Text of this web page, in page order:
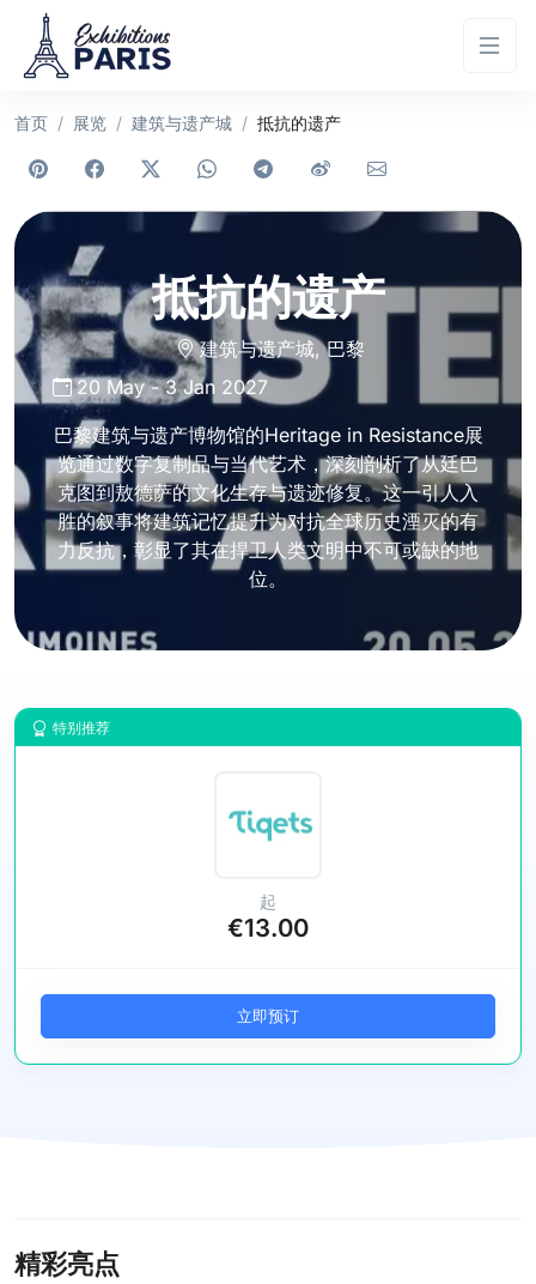
首页 展览 建筑与遗产城 抵抗的遗产
抵抗的遗产
建筑与遗产城,巴黎
20 May-3 Jan 2027
巴黎建筑与遗产博物馆的Heritage in Resistance展
览通过数字复制品与当代艺术，深刻剖析了从廷巴
克图到敖德萨的文化生存与遗迹修复。这一引人入
胜的叙事将建筑记忆提升为对抗全球历史湮灭的有
力反抗，彰显了其在捍卫人类文明中不可或缺的地
位。
特别推荐
起
€13.00
立即预订
精彩亮点